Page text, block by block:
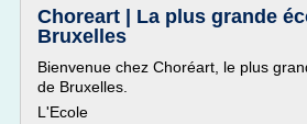
Choreart | La plus grande
Bruxelles
Bienvenue chez Choréart, le plus
de Bruxelles.
L'Ecole